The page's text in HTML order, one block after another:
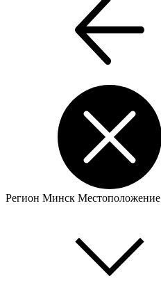
Регион Минск Местоположение